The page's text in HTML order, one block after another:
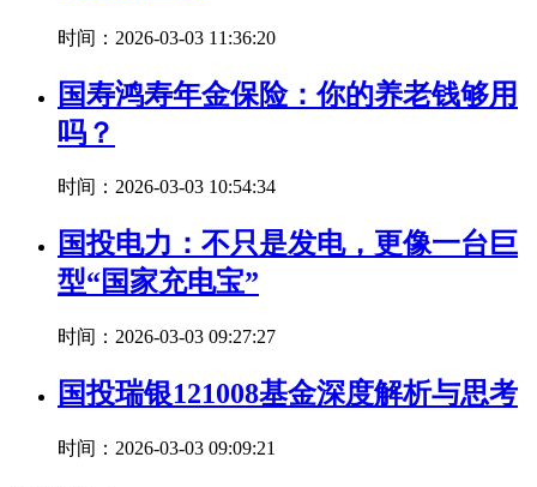
时间：2026-03-03 11:36:20
国寿鸿寿年金保险：你的养老钱够用
吗？
时间：2026-03-03 10:54:34
国投电力：不只是发电，更像一台巨
型“国家充电宝”
时间：2026-03-03 09:27:27
国投瑞银121008基金深度解析与思考
时间：2026-03-03 09:09:21